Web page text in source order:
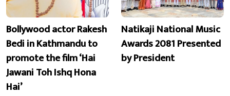
Bollywood actor Rakesh
Bedi in Kathmandu to
promote the film ‘Hai
Jawani Toh Ishq Hona
Hai’
Natikaji National Music
Awards 2081 Presented
by President